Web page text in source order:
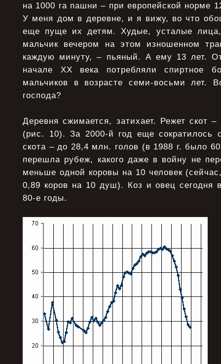
на 1000 га пашни – при европейской норме
У меня дом в деревне, и я вижу, во что
еще пуще их детям. Худые, усталые
мальчик вечером на этом изношенном
каждую минуту, – пьяный. А ему 13 лет.
начале ХХ века потребляли спиртное
мальчиков в возрасте семи-восьми лет.
господа?
Деревня сжимается, затихает. Режет скот
(рис. 10). За 2000-й год еще сократилось
скота – до 28,4 млн. голов (в 1988 г. было
перешла рубеж, какого даже в войну не
меньше одной коровы на 10 человек
0,89 коров на 10 душ). Коз и овец сегодня
80-е годы.